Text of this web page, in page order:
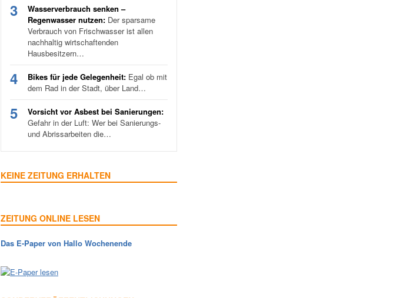
3
Wasserverbrauch senken –
Regenwasser nutzen: Der sparsame
Verbrauch von Frischwasser ist allen
nachhaltig wirtschaftenden
Hausbesitzern…
4 Bikes für jede Gelegenheit: Egal ob mit
dem Rad in der Stadt, über Land…
5
Vorsicht vor Asbest bei Sanierungen:
Gefahr in der Luft: Wer bei Sanierungs-
und Abrissarbeiten die…
KEINE ZEITUNG ERHALTEN
ZEITUNG ONLINE LESEN
Das E-Paper von Hallo Wochenende